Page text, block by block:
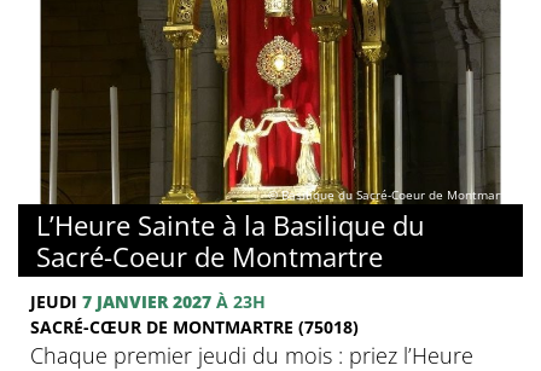
© Basilique du Sacré-Coeur de Montmartre
L’Heure Sainte à la Basilique du
Sacré-Coeur de Montmartre
JEUDI 7 JANVIER 2027 À 23H
SACRÉ-CŒUR DE MONTMARTRE (75018)
Chaque premier jeudi du mois : priez l’Heure